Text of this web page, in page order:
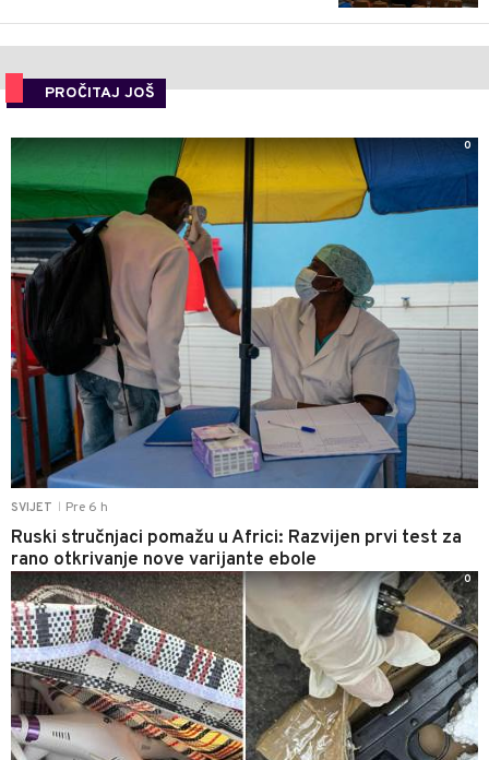
PROČITAJ JOŠ
SVIJET Pre 6 h
Ruski stručnjaci pomažu u Africi: Razvijen prvi test za
rano otkrivanje nove varijante ebole
0
0